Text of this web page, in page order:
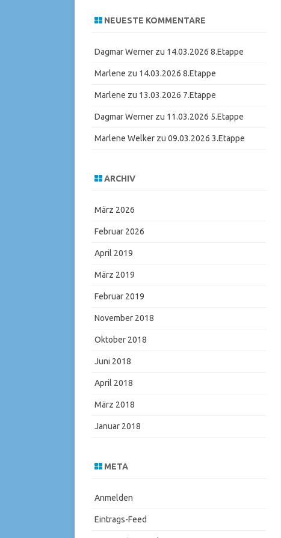
NEUESTE KOMMENTARE
Dagmar Werner zu 14.03.2026 8.Etappe
Marlene zu 14.03.2026 8.Etappe
Marlene zu 13.03.2026 7.Etappe
Dagmar Werner zu 11.03.2026 5.Etappe
Marlene Welker zu 09.03.2026 3.Etappe
ARCHIV
März 2026
Februar 2026
April 2019
März 2019
Februar 2019
November 2018
Oktober 2018
Juni 2018
April 2018
März 2018
Januar 2018
META
Anmelden
Eintrags-Feed